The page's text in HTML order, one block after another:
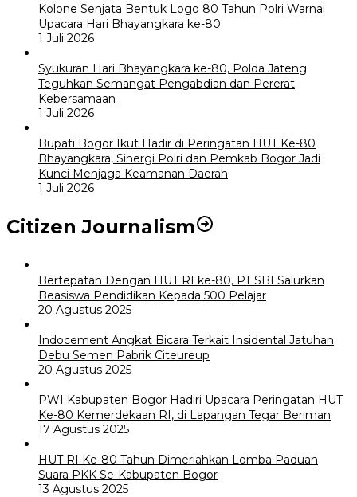
Kolone Senjata Bentuk Logo 80 Tahun Polri Warnai
Upacara Hari Bhayangkara ke-80
1 Juli 2026
Syukuran Hari Bhayangkara ke-80, Polda Jateng
Teguhkan Semangat Pengabdian dan Pererat
Kebersamaan
1 Juli 2026
Bupati Bogor Ikut Hadir di Peringatan HUT Ke-80
Bhayangkara, Sinergi Polri dan Pemkab Bogor Jadi
Kunci Menjaga Keamanan Daerah
1 Juli 2026
Citizen Journalism
Bertepatan Dengan HUT RI ke-80, PT SBI Salurkan
Beasiswa Pendidikan Kepada 500 Pelajar
20 Agustus 2025
Indocement Angkat Bicara Terkait Insidental Jatuhan
Debu Semen Pabrik Citeureup
20 Agustus 2025
PWI Kabupaten Bogor Hadiri Upacara Peringatan HUT
Ke-80 Kemerdekaan RI, di Lapangan Tegar Beriman
17 Agustus 2025
HUT RI Ke-80 Tahun Dimeriahkan Lomba Paduan
Suara PKK Se-Kabupaten Bogor
13 Agustus 2025